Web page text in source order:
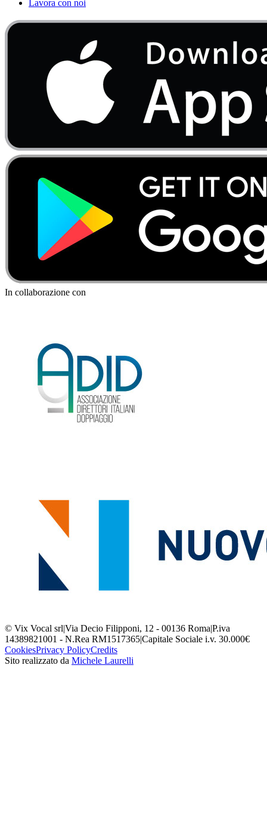
Lavora con noi
In collaborazione con
© Vix Vocal srl|Via Decio Filipponi, 12 - 00136 Roma|P.iva
14389821001 - N.Rea RM1517365|Capitale Sociale i.v. 30.000€
CookiesPrivacy PolicyCredits
Sito realizzato da Michele Laurelli